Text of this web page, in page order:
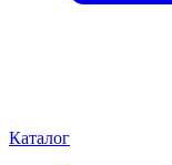
Каталог